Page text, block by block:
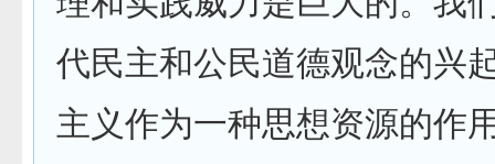
代民主和公民道德观念的兴
主义作为一种思想资源的作